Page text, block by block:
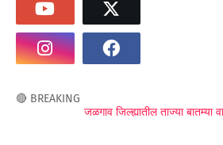
🔴 BREAKING
जळगाव जिल्ह्यातील ताज्या बातम्या वाचा •